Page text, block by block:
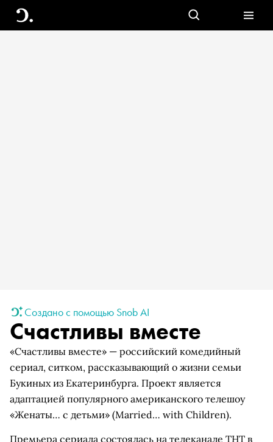
Создано с помощью Snob AI
Счастливы вместе
«Счастливы вместе» — российский комедийный
сериал, ситком, рассказывающий о жизни семьи
Букиных из Екатеринбурга. Проект является
адаптацией популярного американского телешоу
«Женаты… с детьми» (Married… with Children).
Премьера сериала состоялась на телеканале ТНТ в